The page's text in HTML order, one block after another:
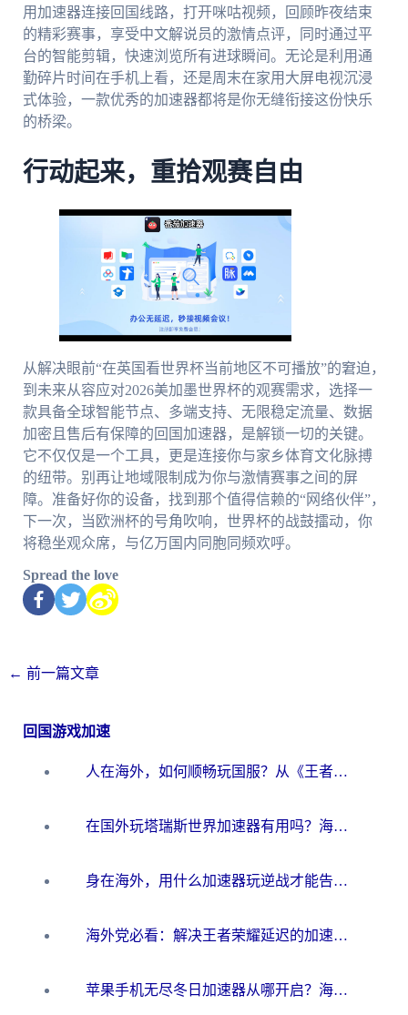
用加速器连接回国线路，打开咪咕视频，回顾昨夜结束
的精彩赛事，享受中文解说员的激情点评，同时通过平
台的智能剪辑，快速浏览所有进球瞬间。无论是利用通
勤碎片时间在手机上看，还是周末在家用大屏电视沉浸
式体验，一款优秀的加速器都将是你无缝衔接这份快乐
的桥梁。
行动起来，重拾观赛自由
从解决眼前“在英国看世界杯当前地区不可播放”的窘迫，
到未来从容应对2026美加墨世界杯的观赛需求，选择一
款具备全球智能节点、多端支持、无限稳定流量、数据
加密且售后有保障的回国加速器，是解锁一切的关键。
它不仅仅是一个工具，更是连接你与家乡体育文化脉搏
的纽带。别再让地域限制成为你与激情赛事之间的屏
障。准备好你的设备，找到那个值得信赖的“网络伙伴”，
下一次，当欧洲杯的号角吹响，世界杯的战鼓擂动，你
将稳坐观众席，与亿万国内同胞同频欢呼。
Spread the love
← 前一篇文章
回国游戏加速
人在海外，如何顺畅玩国服？从《王者荣耀》到《云图计划》的加速器终极指南
在国外玩塔瑞斯世界加速器有用吗？海外玩家亲测后的真实答案
身在海外，用什么加速器玩逆战才能告别延迟？
海外党必看：解决王者荣耀延迟的加速器终极指南——从EVE到猫和老鼠，一个工具全搞定
苹果手机无尽冬日加速器从哪开启？海外玩家的冬日生存指南